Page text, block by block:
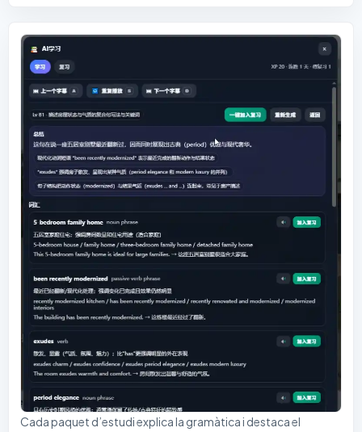
Cada paquet d’estudi explica la gramàtica i destaca el